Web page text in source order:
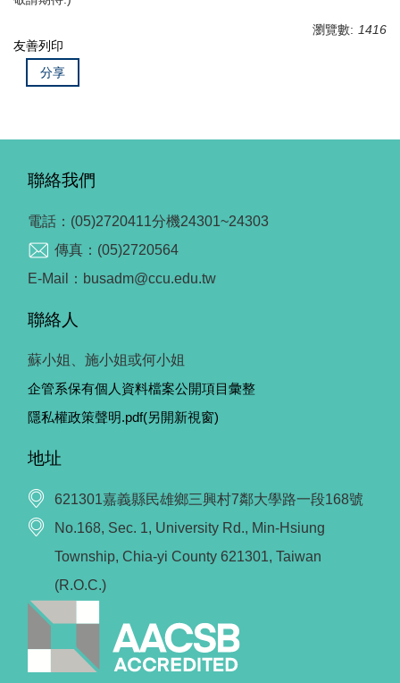
瀏覽數: 1416
友善列印
分享
聯絡我們
電話：(05)2720411分機24301~24303
傳真：(05)2720564
E-Mail：busadm@ccu.edu.tw
聯絡人
蘇小姐、施小姐或何小姐
企管系保有個人資料檔案公開項目彙整
隱私權政策聲明.pdf(另開新視窗)
地址
621301嘉義縣民雄鄉三興村7鄰大學路一段168號
No.168, Sec. 1, University Rd., Min-Hsiung
Township, Chia-yi County 621301, Taiwan
(R.O.C.)